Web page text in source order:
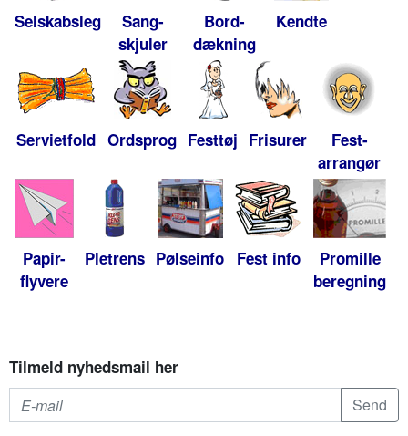
Selskabsleg
Sang-
skjuler
Bord-
dækning
Kendte
Servietfold Ordsprog Festtøj Frisurer
Fest-
arrangør
Papir-
flyvere
Pletrens Pølseinfo Fest info
Promille
beregning
Tilmeld nyhedsmail her